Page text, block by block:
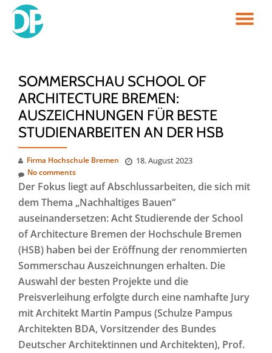
Skip
SOMMERSCHAU SCHOOL OF
ARCHITECTURE BREMEN:
AUSZEICHNUNGEN FÜR BESTE
STUDIENARBEITEN AN DER HSB
Firma Hochschule Bremen 18. August 2023
No comments
Der Fokus liegt auf Abschlussarbeiten, die sich mit
dem Thema „Nachhaltiges Bauen“
auseinandersetzen: Acht Studierende der School
of Architecture Bremen der Hochschule Bremen
(HSB) haben bei der Eröffnung der renommierten
Sommerschau Auszeichnungen erhalten. Die
Auswahl der besten Projekte und die
Preisverleihung erfolgte durch eine namhafte Jury
mit Architekt Martin Pampus (Schulze Pampus
Architekten BDA, Vorsitzender des Bundes
Deutscher Architektinnen und Architekten), Prof.